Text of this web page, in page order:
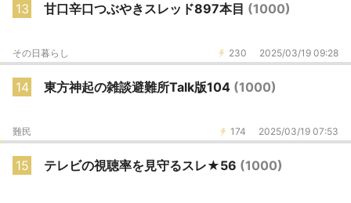
13 甘口辛口つぶやきスレッド897本目 (1000)
230 2025/03/19 09:28
その日暮らし
14 東方神起の雑談避難所Talk版104 (1000)
174 2025/03/19 07:53
難民
15 テレビの視聴率を見守るスレ★56 (1000)